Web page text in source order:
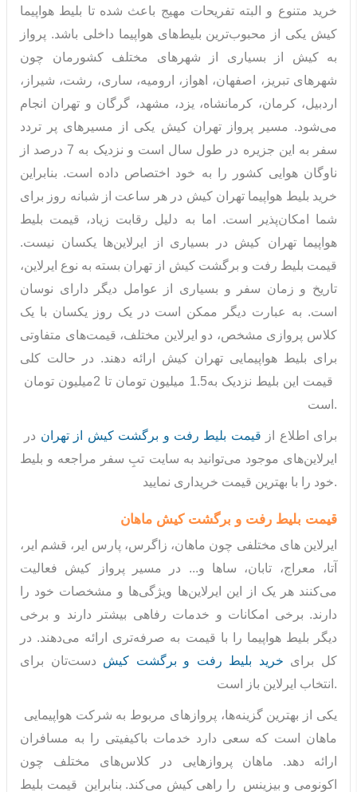
خرید متنوع و البته تفریحات مهیج باعث شده تا بلیط هواپیما
کیش یکی از محبوب‌ترین بلیط‌های هواپیما داخلی باشد. پرواز
به کیش از بسیاری از شهرهای مختلف کشورمان چون
شهرهای تبریز، اصفهان، اهواز، ارومیه، ساری، رشت، شیراز،
اردبیل، کرمان، کرمانشاه، یزد، مشهد، گرگان و تهران انجام
می‌شود. مسیر پرواز تهران کیش یکی از مسیرهای پر تردد
سفر به این جزیره در طول سال است و نزدیک به 7 درصد از
ناوگان هوایی کشور را به خود اختصاص داده است. بنابراین
خرید بلیط هواپیما تهران کیش در هر ساعت از شبانه روز برای
شما امکان‌پذیر است. اما به دلیل رقابت زیاد، قیمت بلیط
هواپیما تهران کیش در بسیاری از ایرلاین‌ها یکسان نیست.
قیمت بلیط رفت و برگشت کیش از تهران بسته به نوع ایرلاین،
تاریخ و زمان سفر و بسیاری از عوامل دیگر دارای نوسان
است. به عبارت دیگر ممکن است در یک روز یکسان با یک
کلاس پروازی مشخص، دو ایرلاین مختلف، قیمت‌های متفاوتی
برای بلیط هواپیمایی تهران کیش ارائه دهند. در حالت کلی
1.5
2
است.
برای اطلاع از قیمت بلیط رفت و برگشت کیش از تهران در
ایرلاین‌های موجود می‌توانید به سایت تبِ سفر مراجعه و بلیط
خود را با بهترین قیمت خریداری نمایید.
قیمت بلیط رفت و برگشت کیش ماهان
ایرلاین های مختلفی چون ماهان، زاگرس، پارس ایر، قشم ایر،
آتا، معراج، تابان، ساها و... در مسیر پرواز کیش فعالیت
می‌کنند هر یک از این ایرلاین‌ها ویژگی‌ها و مشخصات خود را
دارند. برخی امکانات و خدمات رفاهی بیشتر دارند و برخی
دیگر بلیط هواپیما را با قیمت به صرفه‌تری ارائه می‌دهند. در
کل برای خرید بلیط رفت و برگشت کیش دست‌تان برای
انتخاب ایرلاین باز است.
ماهان است که سعی دارد خدمات باکیفیتی را به مسافران
ارائه دهد. ماهان پروازهایی در کلاس‌های مختلف چون
اکونومی و بیزینس را راهی کیش می‌کند. بنابراین قیمت بلیط